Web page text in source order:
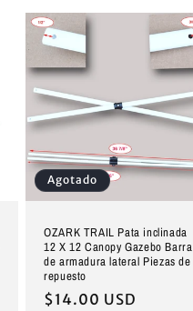
Agotado
OZARK TRAIL Pata inclinada
12 X 12 Canopy Gazebo Barra
de armadura lateral Piezas de
repuesto
Precio
$14.00 USD